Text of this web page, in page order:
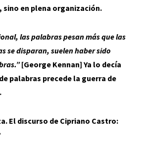
en plena organización.
las palabras pesan más que las
se disparan, suelen haber sido
[George Kennan] Ya lo decía
palabras precede la guerra de
El discurso de Cipriano Castro: